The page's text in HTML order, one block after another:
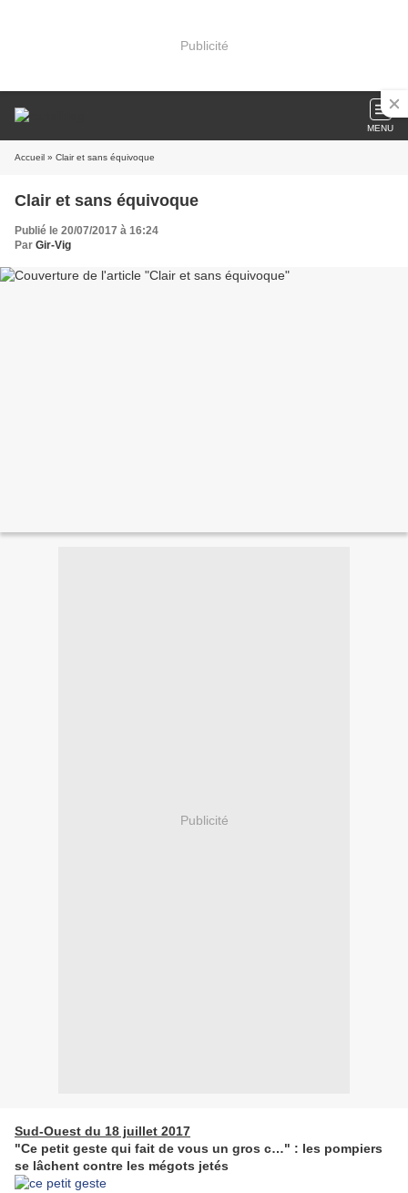
Publicité
MENU
Accueil » Clair et sans équivoque
Clair et sans équivoque
Publié le 20/07/2017 à 16:24
Par Gir-Vig
Publicité
Sud-Ouest du 18 juillet 2017
"Ce petit geste qui fait de vous un gros c…" : les pompiers
se lâchent contre les mégots jetés